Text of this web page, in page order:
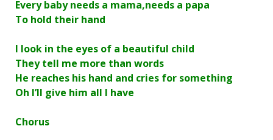
Every baby needs a mama,needs a papa
To hold their hand
I look in the eyes of a beautiful child
They tell me more than words
He reaches his hand and cries for something
Oh I’ll give him all I have
Chorus